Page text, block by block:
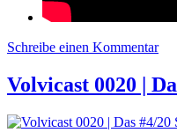
Schreibe einen Kommentarzu
Volvicast 0020 |